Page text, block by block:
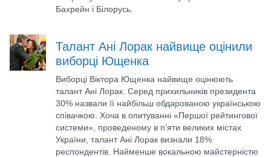
Бахрейн і Білорусь.
Талант Ані Лорак найвище оцінили
виборці Ющенка
Виборці Віктора Ющенка найвище оцінюють
талант Ані Лорак. Серед прихильників президента
30% назвали її найбільш обдарованою українською
співачкою. Хоча в опитуванні «Першої рейтингової
системи», проведеному в п’яти великих містах
України, талант Ані Лорак визнали 18%
респондентів. Найменше вокальною майстерністю